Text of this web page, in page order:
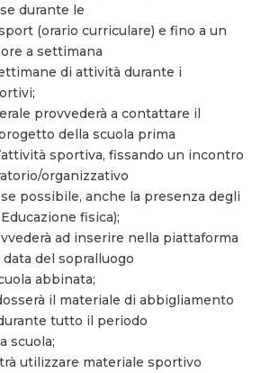
durante le
(orario curriculare) e fino a un
a settimana
di attività durante i
provvederà a contattare il
della scuola prima
sportiva, fissando un incontro
organizzativo
possibile, anche la presenza degli
fisica);
ad inserire nella piattaforma
del sopralluogo
abbinata;
il materiale di abbigliamento
tutto il periodo
scuola;
utilizzare materiale sportivo